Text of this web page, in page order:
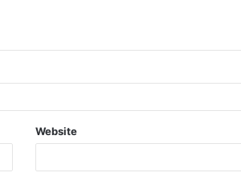
Website